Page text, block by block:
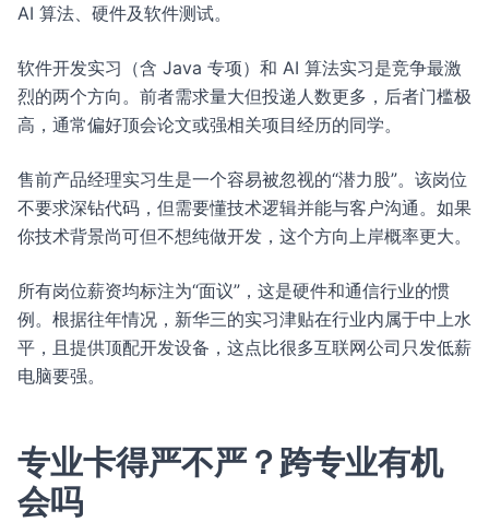
AI 算法、硬件及软件测试。
软件开发实习（含 Java 专项）和 AI 算法实习是竞争最激
烈的两个方向。前者需求量大但投递人数更多，后者门槛极
高，通常偏好顶会论文或强相关项目经历的同学。
售前产品经理实习生是一个容易被忽视的“潜力股”。该岗位
不要求深钻代码，但需要懂技术逻辑并能与客户沟通。如果
你技术背景尚可但不想纯做开发，这个方向上岸概率更大。
所有岗位薪资均标注为“面议”，这是硬件和通信行业的惯
例。根据往年情况，新华三的实习津贴在行业内属于中上水
平，且提供顶配开发设备，这点比很多互联网公司只发低薪
电脑要强。
专业卡得严不严？跨专业有机
会吗